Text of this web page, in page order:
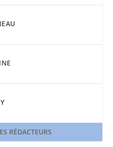
RÉDACTEURS